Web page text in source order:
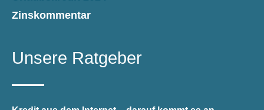
Zinskommentar
Unsere Ratgeber